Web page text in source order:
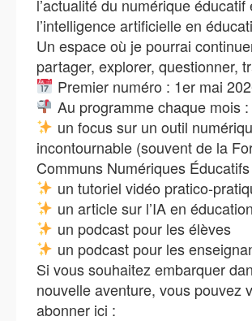
l’actualité du numérique éducatif
l’intelligence artificielle en
Un espace où je pourrai
partager, explorer, questionner,
Premier numéro : 1er mai
Au programme chaque mois :
un focus sur un outil
incontournable (souvent de la
Communs Numériques Éducatifs
un tutoriel vidéo
un article sur l’IA en éducation
un podcast pour les élèves
un podcast pour les
Si vous souhaitez embarquer
nouvelle aventure, vous pouvez
abonner ici :